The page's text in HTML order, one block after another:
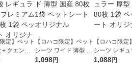
定】ペット
クエン酸
厚型 プレ
【ロハコ限定】ペット
シーツ ワイド 薄型 国
産 80枚 1袋 ペットシ
1,098円
【ロハコ限定
シーツ レギ
型 国産 80枚
1,088円